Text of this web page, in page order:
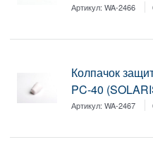
Артикул:WA-2466
Колпачок
PC-40
Артикул:WA-2467